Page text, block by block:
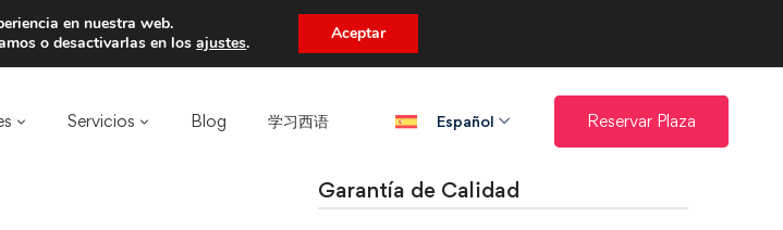
un total de 75€ de descuento.
Servicios Blog 学习西语​ Español Reservar Plaza
Garantía de Calidad
en nuestra web.
o desactivarlas en losajustes. Aceptar